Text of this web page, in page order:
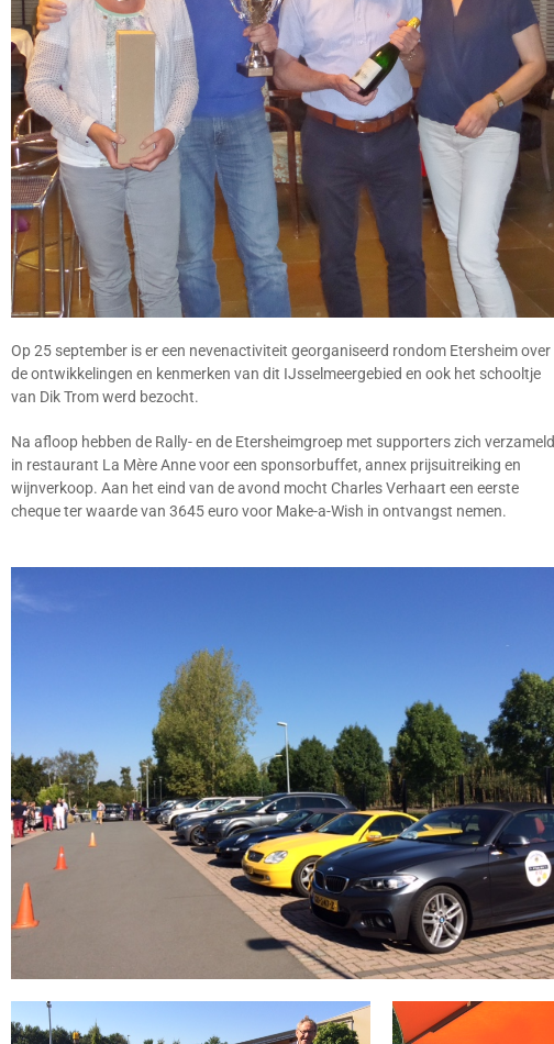
Op 25 september is er een nevenactiviteit georganiseerd rondom Etersheim over
de ontwikkelingen en kenmerken van dit IJsselmeergebied en ook het schooltje
van Dik Trom werd bezocht.
Na afloop hebben de Rally- en de Etersheimgroep met supporters zich verzameld
in restaurant La Mère Anne voor een sponsorbuffet, annex prijsuitreiking en
wijnverkoop. Aan het eind van de avond mocht Charles Verhaart een eerste
cheque ter waarde van 3645 euro voor Make-a-Wish in ontvangst nemen.